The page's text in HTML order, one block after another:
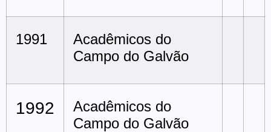
1991
Acadêmicos do
Campo do Galvão
1992
Acadêmicos do
Campo do Galvão